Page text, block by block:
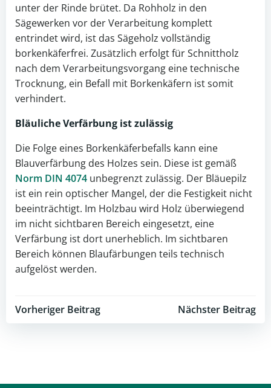
unter der Rinde brütet. Da Rohholz in den
Sägewerken vor der Verarbeitung komplett
entrindet wird, ist das Sägeholz vollständig
borkenkäferfrei. Zusätzlich erfolgt für Schnittholz
nach dem Verarbeitungsvorgang eine technische
Trocknung, ein Befall mit Borkenkäfern ist somit
verhindert.
Bläuliche Verfärbung ist zulässig
Die Folge eines Borkenkäferbefalls kann eine
Blauverfärbung des Holzes sein. Diese ist gemäß
Norm DIN 4074 unbegrenzt zulässig. Der Bläuepilz
ist ein rein optischer Mangel, der die Festigkeit nicht
beeinträchtigt. Im Holzbau wird Holz überwiegend
im nicht sichtbaren Bereich eingesetzt, eine
Verfärbung ist dort unerheblich. Im sichtbaren
Bereich können Blaufärbungen teils technisch
aufgelöst werden.
Post
Vorheriger Beitrag
PostNächster Beitrag